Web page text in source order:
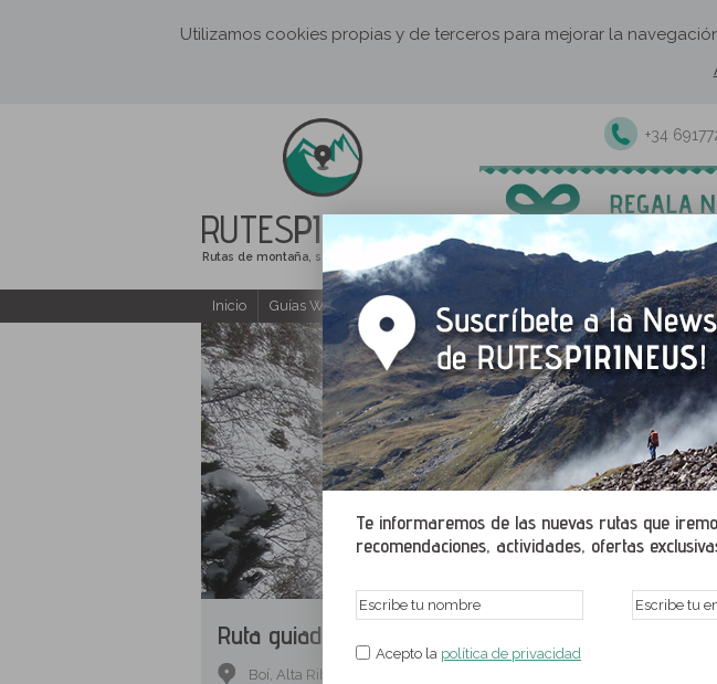
Utilizamos cookies propias y de terceros para mejorar la
RUTESPIRINEUS
Rutas de montaña, senderismo y excursiones
+34
Te informaremos de las nuevas rutas que
recomendaciones, actividades, ofertas
Acepto la política de privacidad
Inicio Guías Web y PDF gratuitas Excursiones y actividades guiadas
Ruta guiada.
Boí, Alta Ribagorza, Lérida